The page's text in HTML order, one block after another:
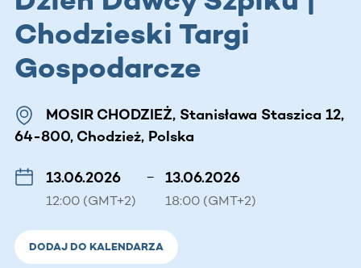
Chodzieski Targi
Gospodarcze
MOSIR CHODZIEŻ, Stanisława Staszica 12,
64-800, Chodzież, Polska
13.06.2026
12:00 (GMT+2)
– 13.06.2026
18:00 (GMT+2)
DODAJ DO KALENDARZA